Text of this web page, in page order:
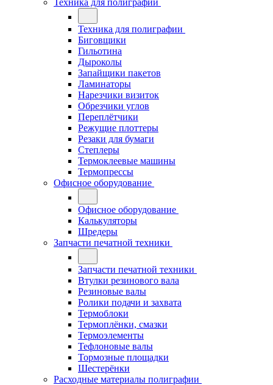
Техника для полиграфии
Техника для полиграфии
Биговщики
Гильотина
Дыроколы
Запайщики пакетов
Ламинаторы
Нарезчики визиток
Обрезчики углов
Переплётчики
Режущие плоттеры
Резаки для бумаги
Степлеры
Термоклеевые машины
Термопрессы
Офисное оборудование
Офисное оборудование
Калькуляторы
Шредеры
Запчасти печатной техники
Запчасти печатной техники
Втулки резинового вала
Резиновые валы
Ролики подачи и захвата
Термоблоки
Термоплёнки, смазки
Термоэлементы
Тефлоновые валы
Тормозные площадки
Шестерёнки
Расходные материалы полиграфии